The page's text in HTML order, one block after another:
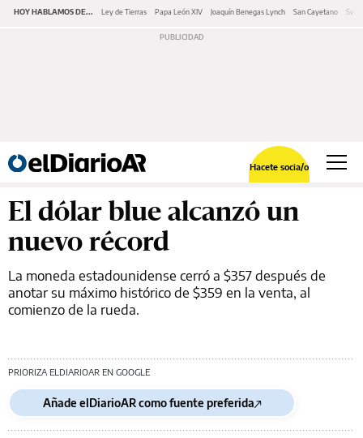
HOY HABLAMOS DE... Ley de Tierras Papa León XIV Joaquín Benegas Lynch San Cayetano
Hacete socia/o
El dólar blue alcanzó un
nuevo récord
La moneda estadounidense cerró a $357 después de
anotar su máximo histórico de $359 en la venta, al
comienzo de la rueda.
PRIORIZA ELDIARIOAR EN GOOGLE
Añade elDiarioAR como fuente preferida